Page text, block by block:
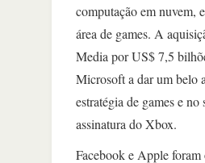
computação em nuvem,
área de games. A
Media por US$ 7,5
Microsoft a dar um belo
estratégia de games e
assinatura do Xbox.
Facebook e Apple foram